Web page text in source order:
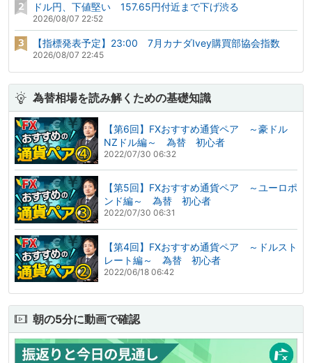
ドル円、下値堅い 157.65円付近まで下げ渋る
2026/08/07 22:52
【指標発表予定】23:00 7月カナダIvey購買部協会指数
2026/08/07 22:45
為替相場を読み解くための基礎知識
【第6回】FXおすすめ通貨ペア ～豪ドル
NZドル編～ 為替 初心者
2022/07/30 06:32
【第5回】FXおすすめ通貨ペア ～ユーロポ
ンド編～ 為替 初心者
2022/07/30 06:31
【第4回】FXおすすめ通貨ペア ～ドルスト
レート編～ 為替 初心者
2022/06/18 06:42
朝の5分に動画で確認